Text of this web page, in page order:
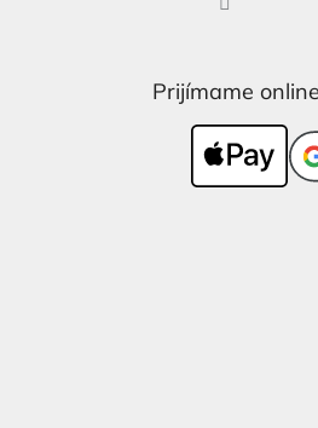
Prijímame